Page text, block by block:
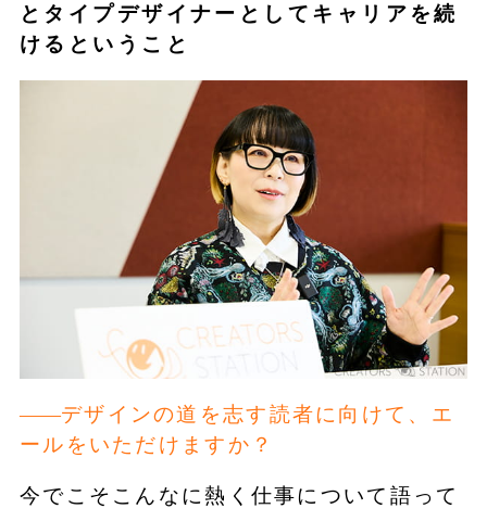
とタイプデザイナーとしてキャリアを続
けるということ
デザインの道を志す読者に向けて、エ
ールをいただけますか？
今でこそこんなに熱く仕事について語って